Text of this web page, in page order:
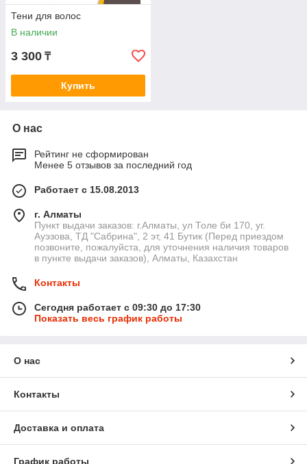
Тени для волос
В наличии
3 300 ₸
Купить
О нас
Рейтинг не сформирован
Менее 5 отзывов за последний год
Работает с 15.08.2013
г. Алматы
Пункт выдачи заказов: г.Алматы, ул Толе би 170, уг.
Ауэзова, ТД "Сабрина", 2 эт, 41 Бутик (Перед приездом
позвоните, пожалуйста, для уточнения наличия товаров
в пункте выдачи заказов), Алматы, Казахстан
Контакты
Сегодня работает с 09:30 до 17:30
Показать весь график работы
О нас
Контакты
Доставка и оплата
График работы